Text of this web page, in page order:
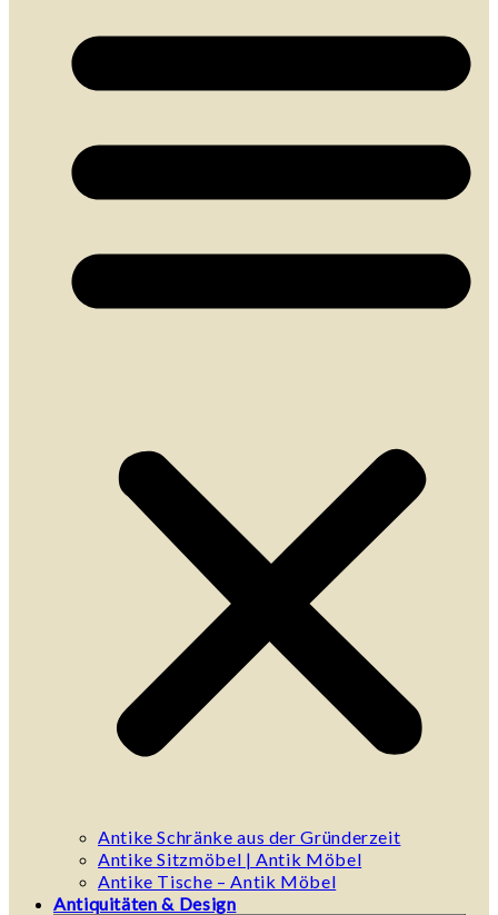
Antike Schränke aus der Gründerzeit
Antike Sitzmöbel | Antik Möbel
Antike Tische – Antik Möbel
Antiquitäten & Design